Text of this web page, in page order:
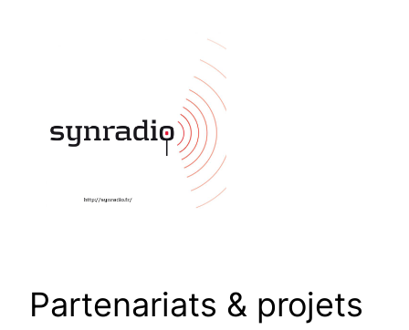
Partenariats & projets